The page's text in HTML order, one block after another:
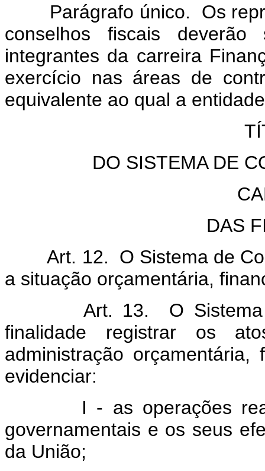
Parágrafo único. Os
conselhos fiscais deverão
integrantes da carreira
exercício nas áreas de
equivalente ao qual a
DO SISTEMA DE
DAS
Art. 12. O Sistema de
a situação orçamentária,
Art. 13. O Sistema de
finalidade registrar os
administração
evidenciar:
I - as operações
governamentais e os seus
da União;